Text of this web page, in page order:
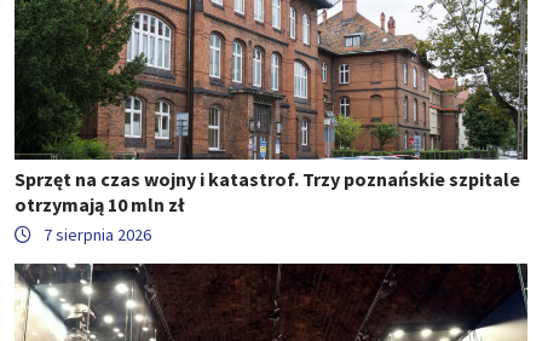
Sprzęt na czas wojny i katastrof. Trzy poznańskie szpitale
otrzymają 10 mln zł
7 sierpnia 2026